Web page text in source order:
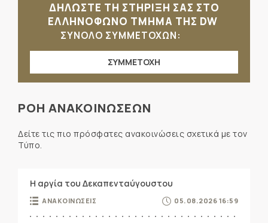
ΔΗΛΩΣΤΕ ΤΗ ΣΤΗΡΙΞΗ ΣΑΣ ΣΤΟ
ΕΛΛΗΝΟΦΩΝΟ ΤΜΗΜΑ ΤΗΣ DW
ΣΥΝΟΛΟ ΣΥΜΜΕΤΟΧΩΝ:
ΣΥΜΜΕΤΟΧΗ
ΡΟΗ ΑΝΑΚΟΙΝΩΣΕΩΝ
Δείτε τις πιο πρόσφατες ανακοινώσεις σχετικά με τον
Τύπο.
Η αργία του Δεκαπενταύγουστου
ΑΝΑΚΟΙΝΩΣΕΙΣ 05.08.2026 16:59